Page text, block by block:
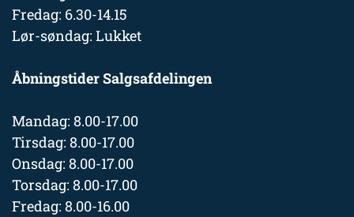
Fredag: 6.30-14.15
Lør-søndag: Lukket
Åbningstider Salgsafdelingen
Mandag: 8.00-17.00
Tirsdag: 8.00-17.00
Onsdag: 8.00-17.00
Torsdag: 8.00-17.00
Fredag: 8.00-16.00